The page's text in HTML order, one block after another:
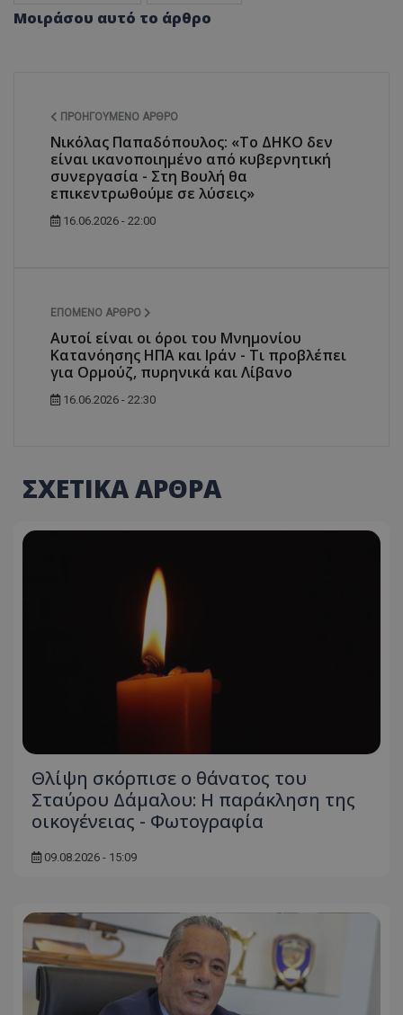
Μοιράσου αυτό το άρθρο
ΠΡΟΗΓΟΎΜΕΝΟ ΆΡΘΡΟ
Νικόλας Παπαδόπουλος: «Το ΔΗΚΟ δεν
είναι ικανοποιημένο από κυβερνητική
συνεργασία - Στη Βουλή θα
επικεντρωθούμε σε λύσεις»
16.06.2026 - 22:00
ΕΠΌΜΕΝΟ ΆΡΘΡΟ
Αυτοί είναι οι όροι του Μνημονίου
Κατανόησης ΗΠΑ και Ιράν - Τι προβλέπει
για Ορμούζ, πυρηνικά και Λίβανο
16.06.2026 - 22:30
ΣΧΕΤΙΚΑ ΑΡΘΡΑ
Θλίψη σκόρπισε ο θάνατος του
Σταύρου Δάμαλου: Η παράκληση της
οικογένειας - Φωτογραφία
09.08.2026 - 15:09